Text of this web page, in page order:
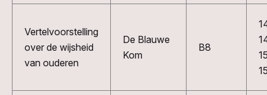
Vertelvoorstelling
over de wijsheid
van ouderen
De Blauwe
Kom
B8